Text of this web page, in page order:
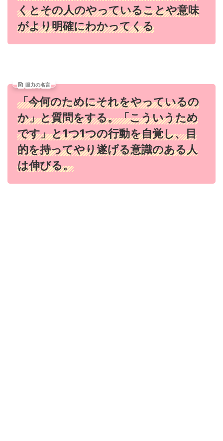
くとその人のやっていることや意味
がより明確にわかってくる
眼力の名言
「今何のためにそれをやっているの
か」と質問をする。「こういうため
です」と1つ1つの行動を自覚し、目
的を持ってやり遂げる意識のある人
は伸びる。